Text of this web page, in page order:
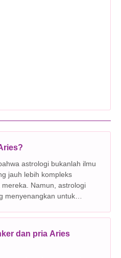
ilmu
Namun, astrologi
menyenangkan untuk
dan pria Aries